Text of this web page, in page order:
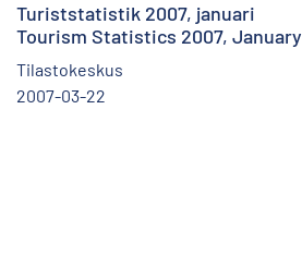
Turiststatistik 2007, januari
Tourism Statistics 2007, January
Tilastokeskus
2007-03-22